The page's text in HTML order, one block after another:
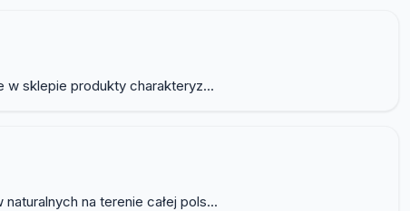
w sklepie produkty charakteryz...
na terenie całej pols...